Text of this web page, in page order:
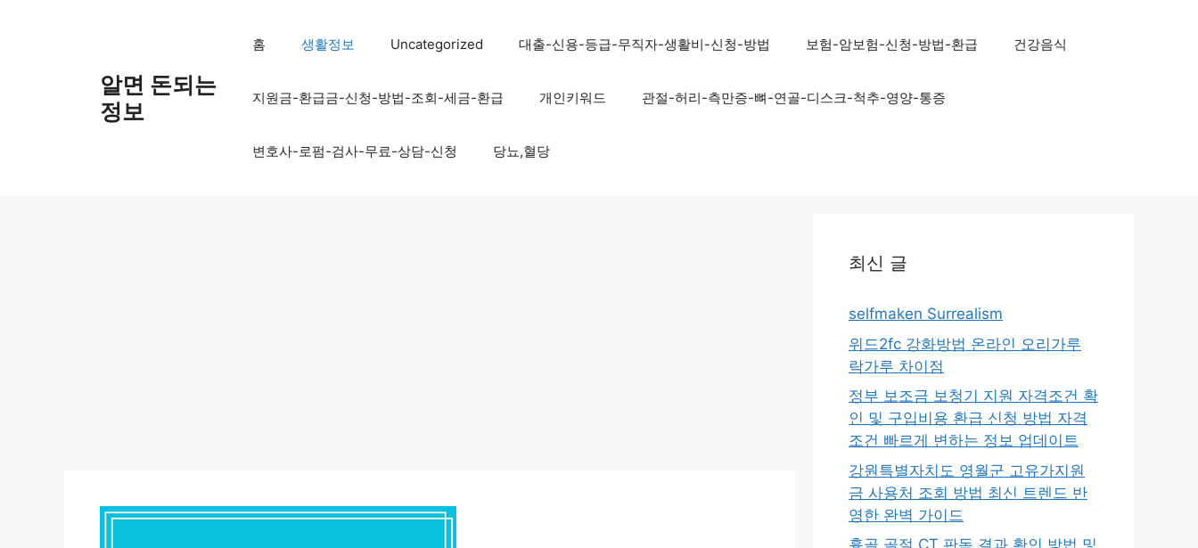
알면 돈되는
정보
홈 생활정보 Uncategorized 대출-신용-등급-무직자-생활비-신청-방법 보험-암보험-신청-방법-환급 건강음식
지원금-환급금-신청-방법-조회-세금-환급 개인키워드 관절-허리-측만증-뼈-연골-디스크-척추-영양-통증
변호사-로펌-검사-무료-상담-신청 당뇨,혈당
최신 글
selfmaken Surrealism
위드2fc 강화방법 온라인 오리가루
락가루 차이점
정부 보조금 보청기 지원 자격조건 확
인 및 구입비용 환급 신청 방법 자격
조건 빠르게 변하는 정보 업데이트
강원특별자치도 영월군 고유가지원
금 사용처 조회 방법 최신 트렌드 반
영한 완벽 가이드
흉골 골절 CT 판독 결과 확인 방법 및